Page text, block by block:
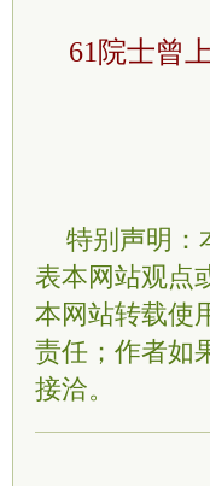
61院士曾
特别声明：
表本网站观点
本网站转载使
责任；作者如
接洽。